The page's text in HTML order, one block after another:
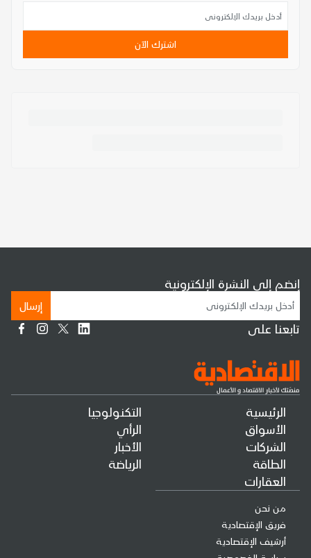
اشترك الآن
الرئيسية
الأسواق
الشركات
الطاقة
العقارات
التكنولوجيا
الرأي
الأخبار
الرياضة
من نحن
فريق الإقتصادية
أرشيف الإقتصادية
إنضم إلى النشرة الإلكترونية
إرسال
تابعنا على